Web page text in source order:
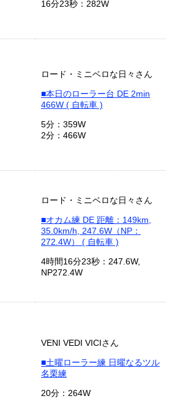
16分23秒：282W
ロード・ミニベロな日々さん
■本日のローラー台 DE 2min
466W ( 自転車 )
5分：359W
2分：466W
ロード・ミニベロな日々さん
■オカム練 DE 距離：149km,
35.0km/h, 247.6W（NP：
272.4W） ( 自転車 )
4時間16分23秒：247.6W,
NP272.4W
VENI VEDI VICIさん
■土曜ローラー練 日曜なるツル
名栗練
20分：264W